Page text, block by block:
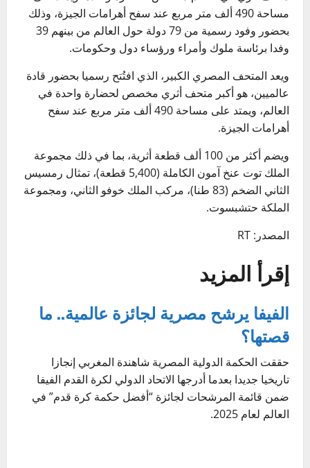
مساحة 490 ألف متر مربع عند سفح أهرامات الجيزة، وذلك
بحضور وفود رسمية من 79 دولة حول العالم من بينهم 39
وفدا برئاسة ملوك وأمراء ورؤساء دول وحكومات.
ويعد المتحف المصري الكبير، الذي افتُتح رسميا بحضور قادة
عالميين، هو أكبر متحف أثري مخصص لحضارة واحدة في
العالم، ويمتد على مساحة 490 ألف متر مربع عند سفح
أهرامات الجيزة.
ويضم أكثر من 100 ألف قطعة أثرية، بما في ذلك مجموعة
الملك توت عنخ آمون الكاملة (5,400 قطعة)، تمثال رمسيس
الثاني الضخم (83 طنا)، مركب الملك خوفو الثاني، ومجموعة
الملكة حتشبسوت.
المصدر: RT
إقرأ المزيد
الفيفا يرشح مصرية لجائزة عالمية.. ما
قصتها؟
حققت الحكمة الدولية المصرية شاهندة المغربي إنجازا
تاريخيا جديدا بعدما أدرجها الاتحاد الدولي لكرة القدم الفيفا
ضمن قائمة المرشحات لجائزة “أفضل حكمة كرة قدم” في
العالم لعام 2025.